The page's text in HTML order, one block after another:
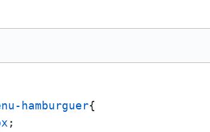
hamburguer{
;